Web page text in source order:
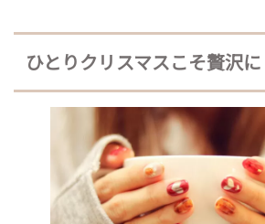
ひとりクリスマスこそ贅沢